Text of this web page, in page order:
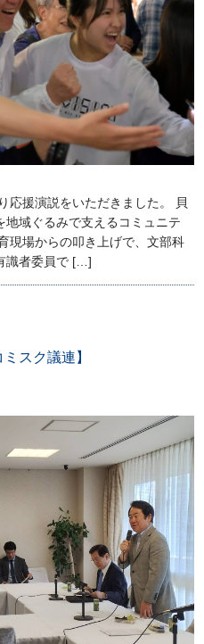
応援演説をいただきました。 貝
地域ぐるみで支えるコミュニテ
現場からの叩き上げで、文部科
識者委員で […]
スク議連】